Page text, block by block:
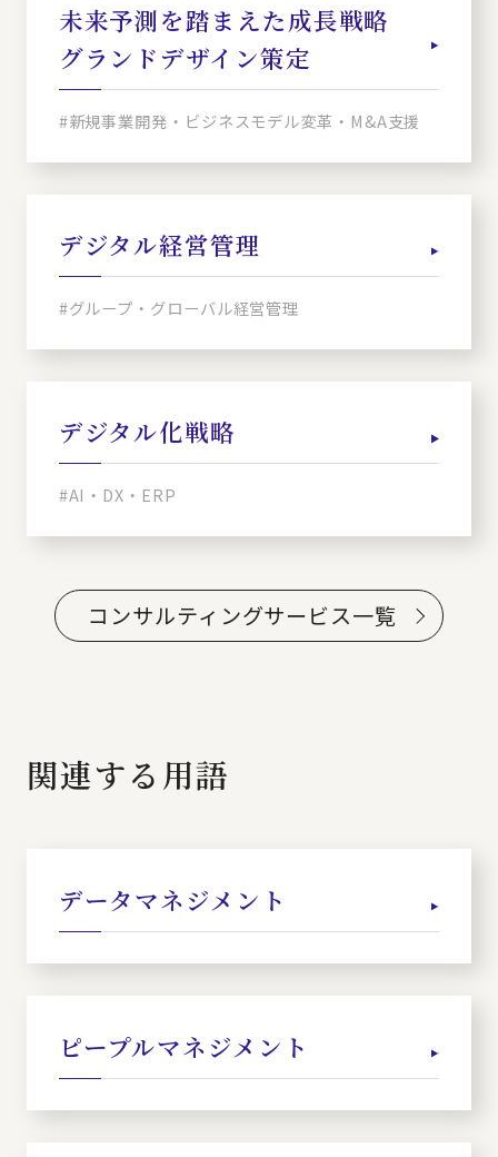
未来予測を踏まえた成長戦略
グランドデザイン策定
#新規事業開発・ビジネスモデル変革・M&A支援
デジタル経営管理
#グループ・グローバル経営管理
デジタル化戦略
#AI・DX・ERP
コンサルティングサービス一覧
関連する用語
データマネジメント
ピープルマネジメント